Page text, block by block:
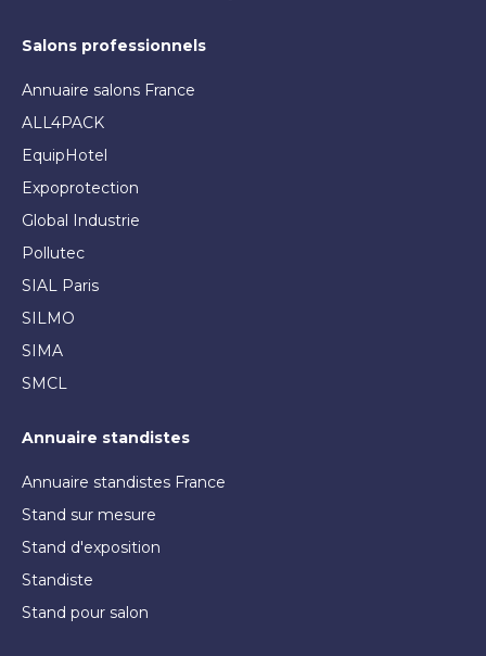
Salons professionnels
Annuaire salons France
ALL4PACK
EquipHotel
Expoprotection
Global Industrie
Pollutec
SIAL Paris
SILMO
SIMA
SMCL
Annuaire standistes
Annuaire standistes France
Stand sur mesure
Stand d'exposition
Standiste
Stand pour salon